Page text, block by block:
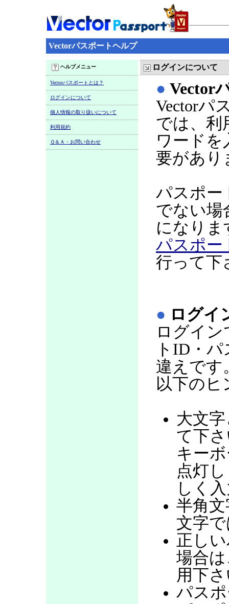
Vectorパスポートヘルプ
ヘルプメニュー
Vectorパスポートとは？
ログインについて
個人情報の取り扱いについて
利用規約
Ｑ＆Ａ・お問い合わせ
ログインについて
● Vector
Vectorパ
では、利
ワードを
要があり
パスポー
でない場
になりま
パスポー
行って下
● ログイ
ログイ
トID・
違えです
以下のヒ
大文
て下
キー
点灯
しく
半角
文字
正し
場合
用下
パス